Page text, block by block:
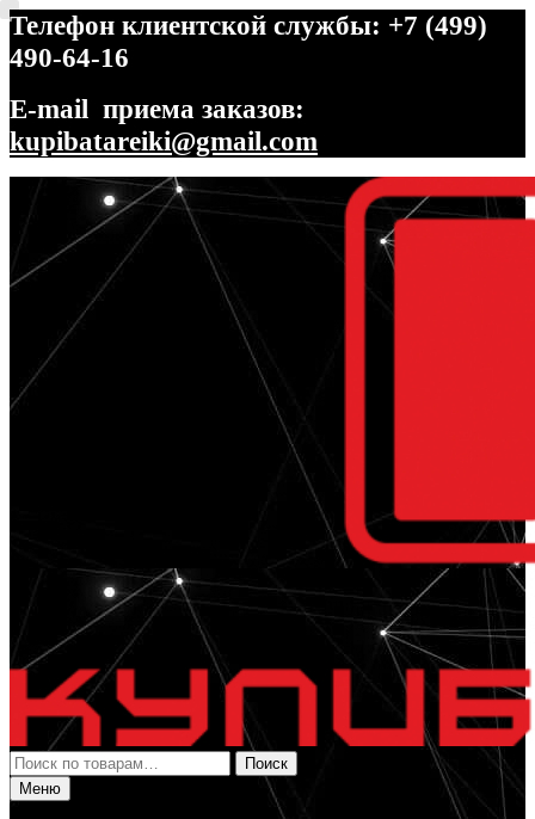
Телефон клиентской службы: +7 (499)
490-64-16
E-mail приема заказов:
kupibatareiki@gmail.com
Перейти
навигации
Перейти
содержимому
Искать:
Поиск
Меню